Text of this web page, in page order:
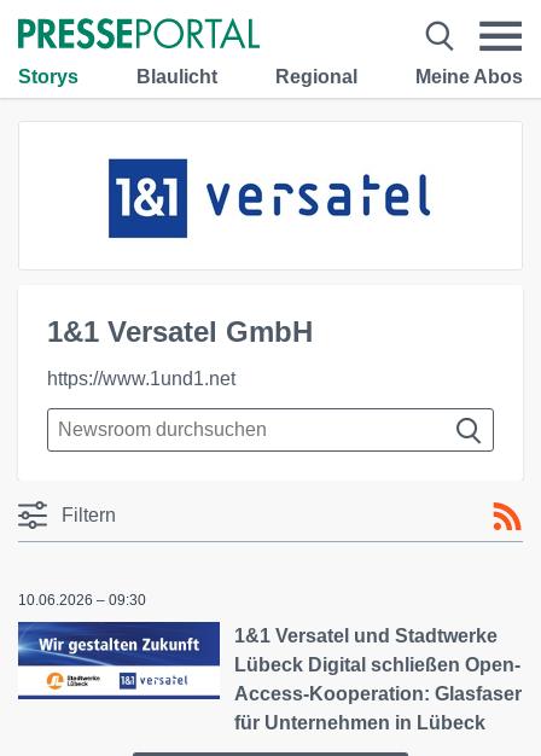
Storys Blaulicht Regional Meine Abos
1&1 Versatel GmbH
https://www.1und1.net
Filtern
10.06.2026 – 09:30
1&1 Versatel und Stadtwerke
Lübeck Digital schließen Open-
Access-Kooperation: Glasfaser
für Unternehmen in Lübeck